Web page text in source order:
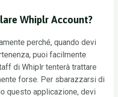
Whiplr Account?
perché, quando devi
puoi facilmente
di Whiplr tenterà trattare
forse. Per sbarazzarsi di
questo applicazione, devi